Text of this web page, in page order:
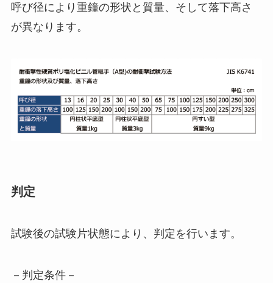
呼び径により重鐘の形状と質量、そして落下高さ
が異なります。
判定
試験後の試験片状態により、判定を行います。
－判定条件－